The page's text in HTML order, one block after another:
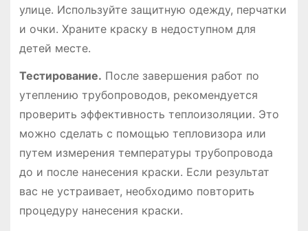
улице. Используйте защитную одежду, перчатки
и очки. Храните краску в недоступном для
детей месте.
Тестирование. После завершения работ по
утеплению трубопроводов, рекомендуется
проверить эффективность теплоизоляции. Это
можно сделать с помощью тепловизора или
путем измерения температуры трубопровода
до и после нанесения краски. Если результат
вас не устраивает, необходимо повторить
процедуру нанесения краски.